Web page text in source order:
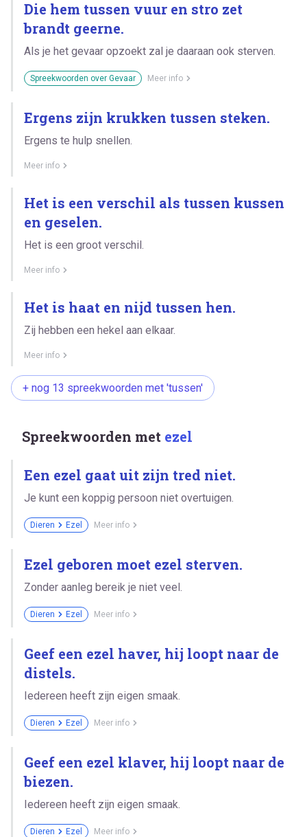
Die hem tussen vuur en stro zet
brandt geerne.
Als je het gevaar opzoekt zal je daaraan ook sterven.
Spreekwoorden over Gevaar Meer info
Ergens zijn krukken tussen steken.
Ergens te hulp snellen.
Meer info
Het is een verschil als tussen kussen
en geselen.
Het is een groot verschil.
Meer info
Het is haat en nijd tussen hen.
Zij hebben een hekel aan elkaar.
Meer info
+ nog 13 spreekwoorden met 'tussen'
Spreekwoorden met ezel
Een ezel gaat uit zijn tred niet.
Je kunt een koppig persoon niet overtuigen.
Dieren Ezel Meer info
Ezel geboren moet ezel sterven.
Zonder aanleg bereik je niet veel.
Dieren Ezel Meer info
Geef een ezel haver, hij loopt naar de
distels.
Iedereen heeft zijn eigen smaak.
Dieren Ezel Meer info
Geef een ezel klaver, hij loopt naar de
biezen.
Iedereen heeft zijn eigen smaak.
Dieren Ezel Meer info